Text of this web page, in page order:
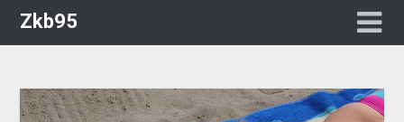
Zkb95